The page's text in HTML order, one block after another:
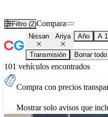
Filtro (2)Compara
Nissan Ariya Año A
Transmisión Borrar todo
101 vehículos encontrados
Compra con precios
Mostrar solo avisos que